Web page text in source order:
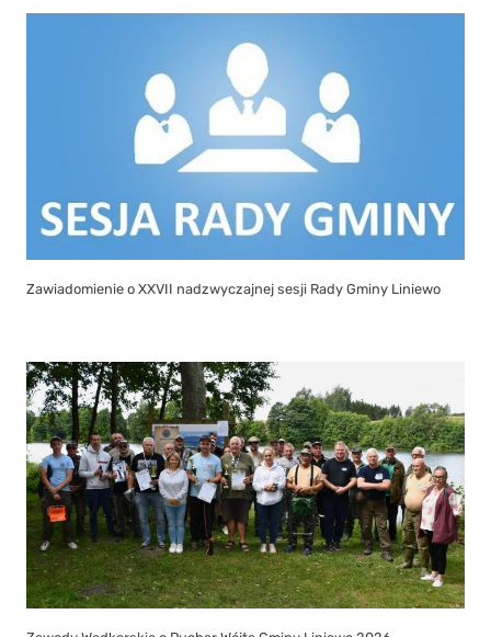
Zawiadomienie o XXVII nadzwyczajnej sesji Rady Gminy Liniewo